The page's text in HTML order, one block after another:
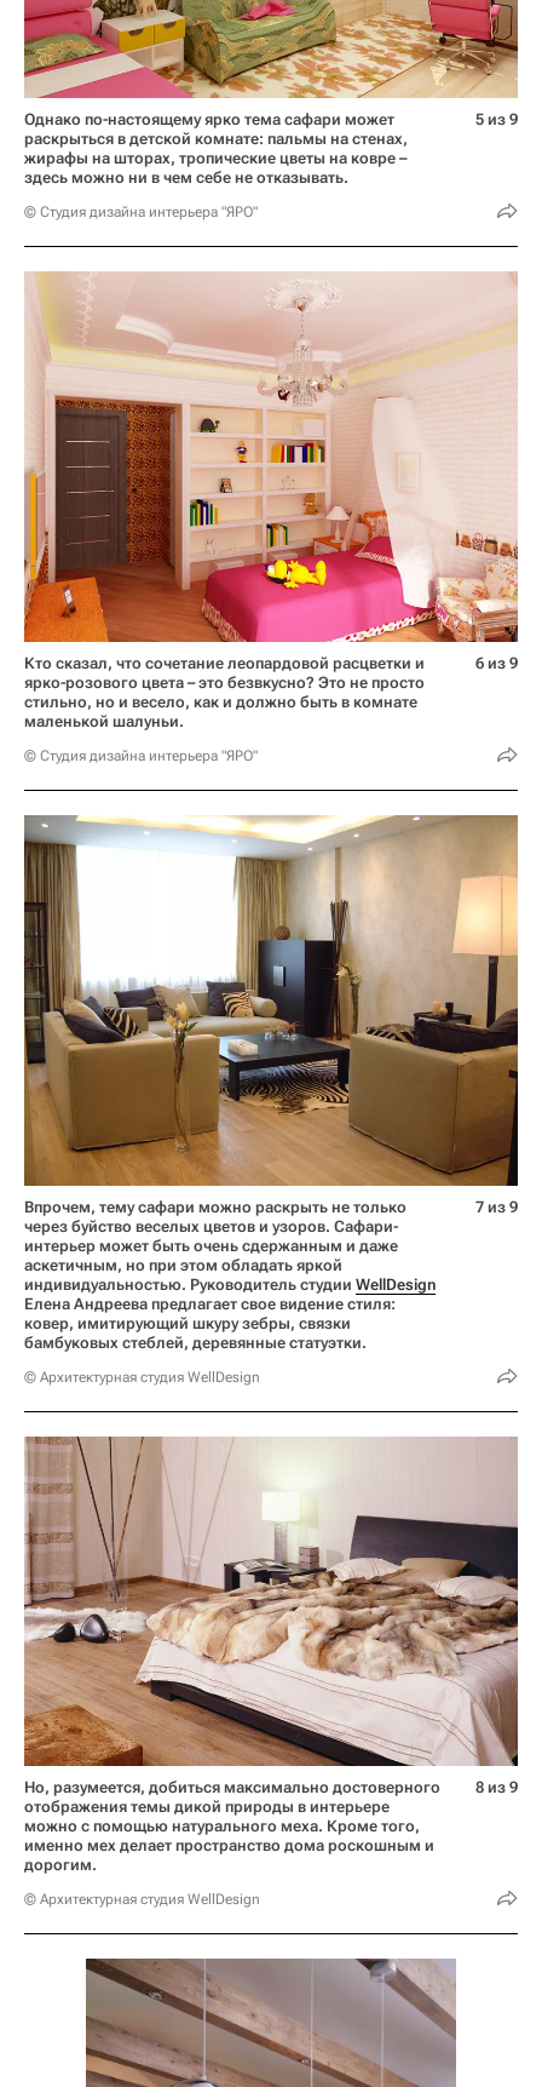
Однако по-настоящему ярко тема сафари может
раскрыться в детской комнате: пальмы на стенах,
жирафы на шторах, тропические цветы на ковре –
здесь можно ни в чем себе не отказывать.
© Студия дизайна интерьера "ЯРО"
5 из 9
Кто сказал, что сочетание леопардовой расцветки и
ярко-розового цвета – это безвкусно? Это не просто
стильно, но и весело, как и должно быть в комнате
маленькой шалуньи.
© Студия дизайна интерьера "ЯРО"
6 из 9
Впрочем, тему сафари можно раскрыть не только
через буйство веселых цветов и узоров. Сафари-
интерьер может быть очень сдержанным и даже
аскетичным, но при этом обладать яркой
индивидуальностью. Руководитель студии WellDesign
Елена Андреева предлагает свое видение стиля:
ковер, имитирующий шкуру зебры, связки
бамбуковых стеблей, деревянные статуэтки.
© Архитектурная студия WellDesign
7 из 9
Но, разумеется, добиться максимально достоверного
отображения темы дикой природы в интерьере
можно с помощью натурального меха. Кроме того,
именно мех делает пространство дома роскошным и
дорогим.
© Архитектурная студия WellDesign
8 из 9